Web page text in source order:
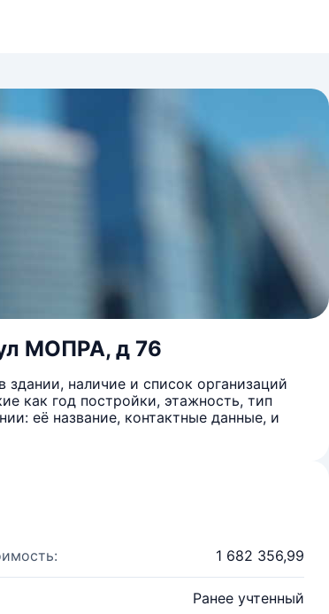
МОПРА, д 76
наличие и список организаций
как год постройки, этажность, тип
её название, контактные данные, и
1 682 356,99
Ранее учтенный